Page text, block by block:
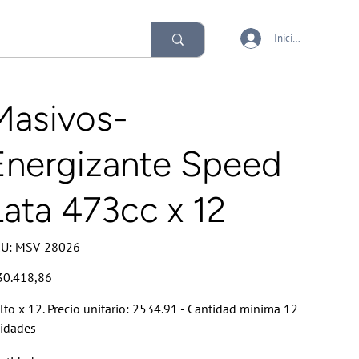
Iniciar sesión
Speed
473cc x 12
SKU
MSV-
MSV-28026
x 12. Precio unitario: 2534.91 - Cantidad minima 12